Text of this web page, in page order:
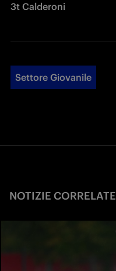
3t Calderoni
Settore Giovanile
NOTIZIE CORRELATE